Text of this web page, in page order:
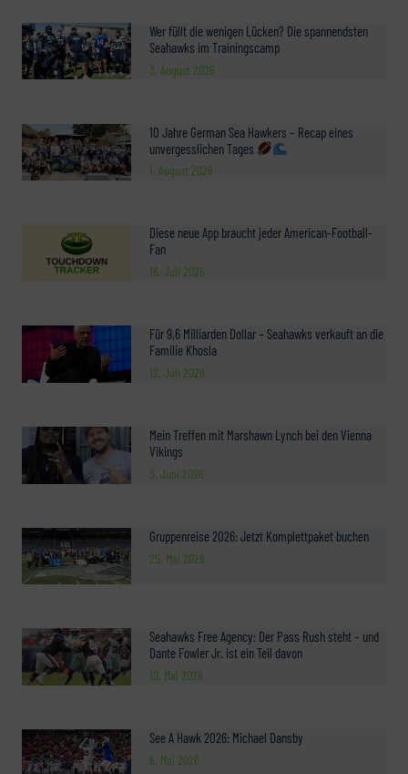
Wer füllt die wenigen Lücken? Die spannendsten
Seahawks im Trainingscamp
3. August 2026
10 Jahre German Sea Hawkers – Recap eines
unvergesslichen Tages
1. August 2026
Diese neue App braucht jeder American-Football-
Fan
16. Juli 2026
Für 9,6 Milliarden Dollar – Seahawks verkauft an die
Familie Khosla
12. Juli 2026
Mein Treffen mit Marshawn Lynch bei den Vienna
Vikings
3. Juni 2026
Gruppenreise 2026: Jetzt Komplettpaket buchen
25. Mai 2026
Seahawks Free Agency: Der Pass Rush steht – und
Dante Fowler Jr. ist ein Teil davon
10. Mai 2026
See A Hawk 2026: Michael Dansby
6. Mai 2026